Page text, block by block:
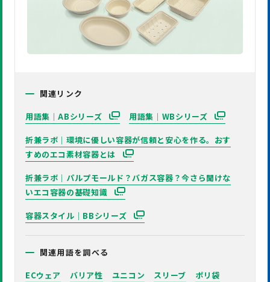
関連リンク
用語集｜ABシリーズ
用語集｜WBシリーズ
折兼ラボ｜環境に優しい容器が信頼と安心を作る。おす
すめのエコ素材容器とは
折兼ラボ｜パルプモールド？バガス容器？今さら聞けな
いエコ容器の基礎知識
容器スタイル｜BBシリーズ
関連用語を調べる
ECウェア
バリア性 ユニコン スリーブ ポリ袋